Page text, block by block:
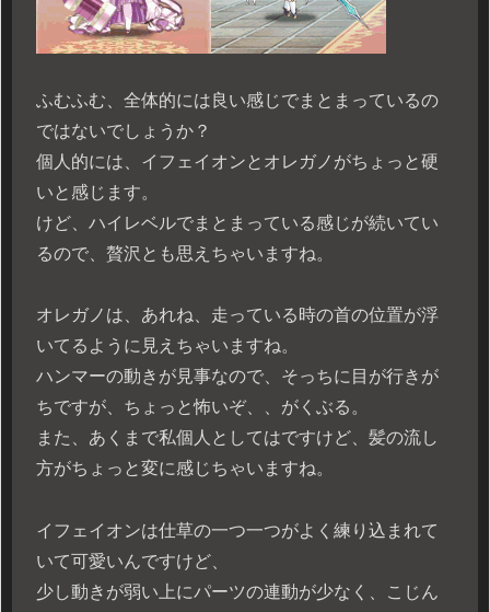
ふむふむ、全体的には良い感じでまとまっているの
ではないでしょうか？
個人的には、イフェイオンとオレガノがちょっと硬
いと感じます。
けど、ハイレベルでまとまっている感じが続いてい
るので、贅沢とも思えちゃいますね。
オレガノは、あれね、走っている時の首の位置が浮
いてるように見えちゃいますね。
ハンマーの動きが見事なので、そっちに目が行きが
ちですが、ちょっと怖いぞ、、がくぶる。
また、あくまで私個人としてはですけど、髪の流し
方がちょっと変に感じちゃいますね。
イフェイオンは仕草の一つ一つがよく練り込まれて
いて可愛いんですけど、
少し動きが弱い上にパーツの連動が少なく、こじん